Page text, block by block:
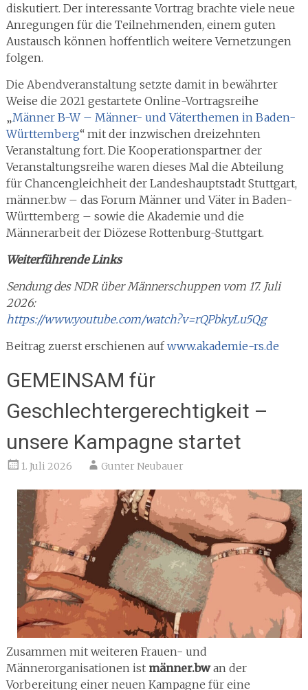
diskutiert. Der interessante Vortrag brachte viele neue
Anregungen für die Teilnehmenden, einem guten
Austausch können hoffentlich weitere Vernetzungen
folgen.
Die Abendveranstaltung setzte damit in bewährter
Weise die 2021 gestartete Online-Vortragsreihe
„Männer B-W – Männer- und Väterthemen in Baden-
Württemberg“ mit der inzwischen dreizehnten
Veranstaltung fort. Die Kooperationspartner der
Veranstaltungsreihe waren dieses Mal die Abteilung
für Chancengleichheit der Landeshauptstadt Stuttgart,
männer.bw – das Forum Männer und Väter in Baden-
Württemberg – sowie die Akademie und die
Männerarbeit der Diözese Rottenburg-Stuttgart.
Weiterführende Links
Sendung des NDR über Männerschuppen vom 17. Juli
2026:
https://www.youtube.com/watch?v=rQPbkyLu5Qg
Beitrag zuerst erschienen aufwww.akademie-rs.de
GEMEINSAM für
Geschlechtergerechtigkeit –
unsere Kampagne startet
1. Juli 2026 Gunter Neubauer
Zusammen mit weiteren Frauen- und
Männerorganisationen ist männer.bwan der
Vorbereitung einer neuen Kampagne für eine